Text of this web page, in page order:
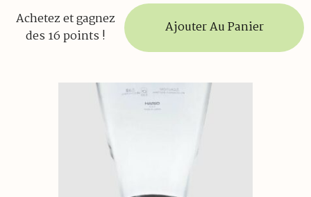
Achetez et gagnez
des 16 points !
Ajouter Au Panier